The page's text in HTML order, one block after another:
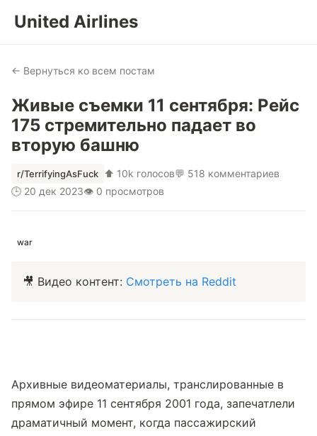
United Airlines
← Вернуться ко всем постам
Живые съемки 11 сентября: Рейс
175 стремительно падает во
вторую башню
r/TerrifyingAsFuck ⬆ 10k голосов💬 518 комментариев
🕒 20 дек 2023👁 0 просмотров
war
🎥 Видео контент: Смотреть на Reddit
Архивные видеоматериалы, транслированные в
прямом эфире 11 сентября 2001 года, запечатлели
драматичный момент, когда пассажирский